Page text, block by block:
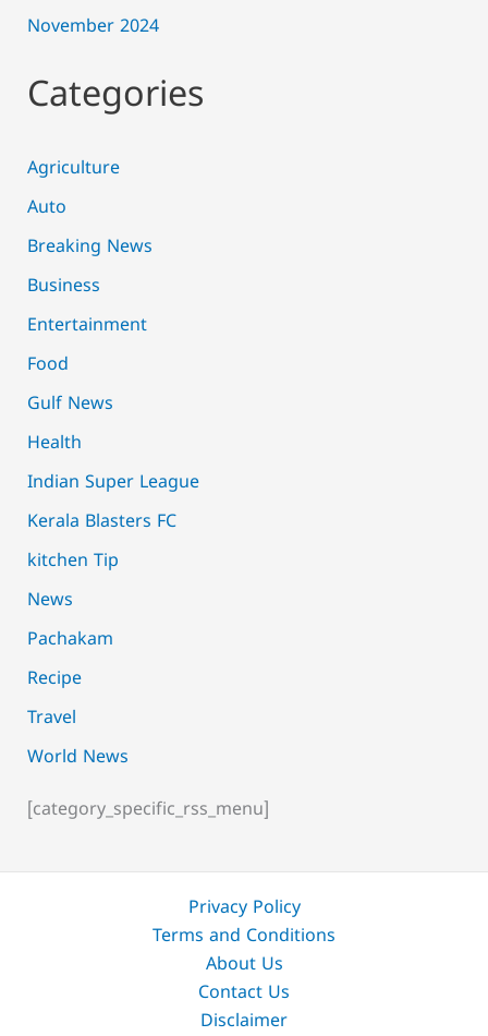
November 2024
Categories
Agriculture
Auto
Breaking News
Business
Entertainment
Food
Gulf News
Health
Indian Super League
Kerala Blasters FC
kitchen Tip
News
Pachakam
Recipe
Travel
World News
[category_specific_rss_menu]
Privacy Policy
Terms and Conditions
About Us
Contact Us
Disclaimer